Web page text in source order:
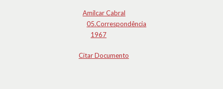
Amílcar Cabral
05.Correspondência
1967
Citar Documento